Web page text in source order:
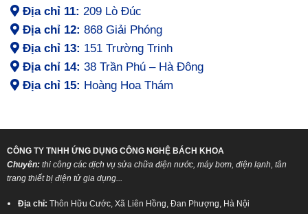
Địa chỉ 11: 209 Lò Đúc
Địa chỉ 12: 868 Giải Phóng
Địa chỉ 13: 151 Trường Trinh
Địa chỉ 14: 38 Trần Phú – Hà Đông
Địa chỉ 15: Hoàng Hoa Thám
CÔNG TY TNHH ỨNG DỤNG CÔNG NGHỆ BÁCH KHOA
Chuyên: thi công các dịch vụ sửa chữa điện nước, máy bơm, điện lạnh, tân
trang thiết bị điện tử gia dụng...
Địa chỉ: Thôn Hữu Cước, Xã Liên Hồng, Đan Phượng, Hà Nội